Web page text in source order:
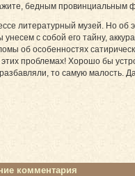
бедным провинциальным
литературный музей. Но об
с собой его тайну,
об особенностях
проблемах! Хорошо бы
то самую малость. Да
комментария